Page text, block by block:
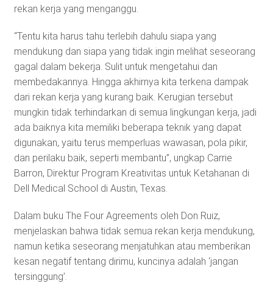
rekan kerja yang menganggu.
“Tentu kita harus tahu terlebih dahulu siapa yang
mendukung dan siapa yang tidak ingin melihat seseorang
gagal dalam bekerja. Sulit untuk mengetahui dan
membedakannya. Hingga akhirnya kita terkena dampak
dari rekan kerja yang kurang baik. Kerugian tersebut
mungkin tidak terhindarkan di semua lingkungan kerja, jadi
ada baiknya kita memiliki beberapa teknik yang dapat
digunakan, yaitu terus memperluas wawasan, pola pikir,
dan perilaku baik, seperti membantu”, ungkap Carrie
Barron, Direktur Program Kreativitas untuk Ketahanan di
Dell Medical School di Austin, Texas.
Dalam buku The Four Agreements oleh Don Ruiz,
menjelaskan bahwa tidak semua rekan kerja mendukung,
namun ketika seseorang menjatuhkan atau memberikan
kesan negatif tentang dirimu, kuncinya adalah ‘jangan
tersinggung’.